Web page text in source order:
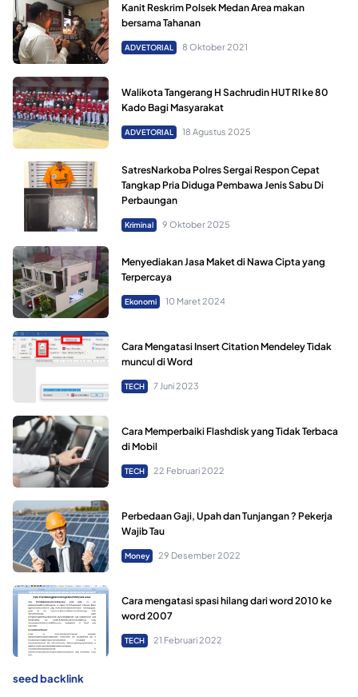
Kanit Reskrim Polsek Medan Area makan
bersama Tahanan
ADVETORIAL 8 Oktober 2021
Walikota Tangerang H Sachrudin HUT RI ke 80
Kado Bagi Masyarakat
ADVETORIAL 18 Agustus 2025
SatresNarkoba Polres Sergai Respon Cepat
Tangkap Pria Diduga Pembawa Jenis Sabu Di
Perbaungan
Kriminal 9 Oktober 2025
Menyediakan Jasa Maket di Nawa Cipta yang
Terpercaya
Ekonomi 10 Maret 2024
Cara Mengatasi Insert Citation Mendeley Tidak
muncul di Word
TECH 7 Juni 2023
Cara Memperbaiki Flashdisk yang Tidak Terbaca
di Mobil
TECH 22 Februari 2022
Perbedaan Gaji, Upah dan Tunjangan ? Pekerja
Wajib Tau
Money 29 Desember 2022
Cara mengatasi spasi hilang dari word 2010 ke
word 2007
TECH 21 Februari 2022
seed backlink